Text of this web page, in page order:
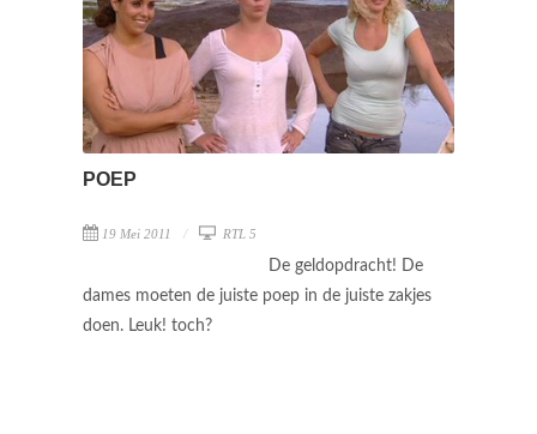
POEP
19 Mei 2011 RTL 5
De geldopdracht! De
dames moeten de juiste poep in de juiste zakjes
doen. Leuk! toch?